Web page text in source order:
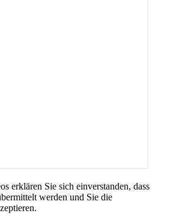
erklären Sie sich einverstanden, dass
werden und Sie die